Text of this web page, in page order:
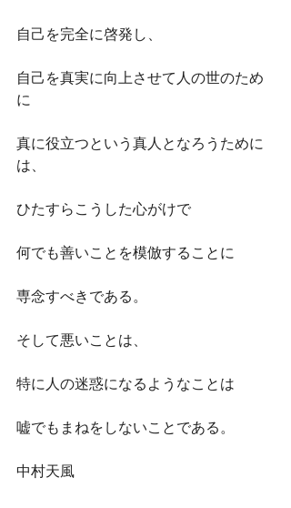
自己を完全に啓発し、
自己を真実に向上させて人の世のため
に
真に役立つという真人となろうために
は、
ひたすらこうした心がけで
何でも善いことを模倣することに
専念すべきである。
そして悪いことは、
特に人の迷惑になるようなことは
嘘でもまねをしないことである。
中村天風